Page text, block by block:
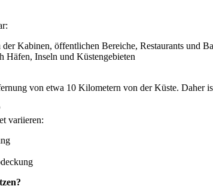
Kabinen, öffentlichen Bereiche, Restaurants und
Häfen, Inseln und Küstengebieten
von etwa 10 Kilometern von der Küste.
variieren: